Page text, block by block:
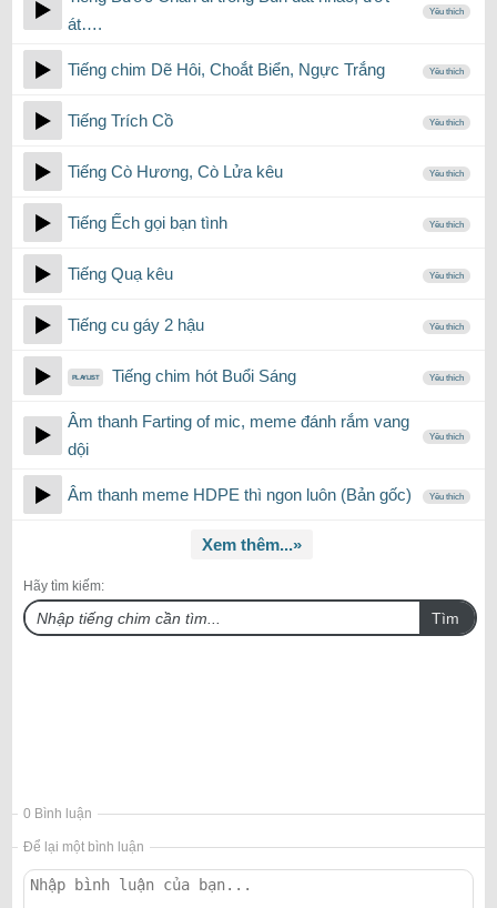
át….
Yêu thích
Tiếng chim Dẽ Hôi, Choắt Biển, Ngực Trắng Yêu thích
Tiếng Trích Cồ Yêu thích
Tiếng Cò Hương, Cò Lửa kêu Yêu thích
Tiếng Ếch gọi bạn tình Yêu thích
Tiếng Quạ kêu Yêu thích
Tiếng cu gáy 2 hậu Yêu thích
Tiếng chim hót Buổi Sáng Yêu thích
Âm thanh Farting of mic, meme đánh rắm vang
dội
Yêu thích
Âm thanh meme HDPE thì ngon luôn (Bản gốc) Yêu thích
Xem thêm...»
Hãy tìm kiếm:
Tìm
0 Bình luận
Để lại một bình luận